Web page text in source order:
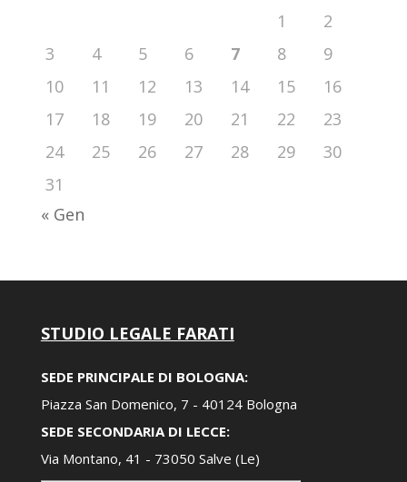
1
2
3
4 5 6 7 8
9
10
11 12 13 14 15
16
17
18 19 20 21 22
23
24
25 26 27 28 29
30
31
« Gen
STUDIO LEGALE FARATI
SEDE PRINCIPALE DI BOLOGNA:
Piazza San Domenico, 7 - 40124 Bologna
SEDE SECONDARIA DI LECCE:
Via Montano, 41 - 73050 Salve (Le)